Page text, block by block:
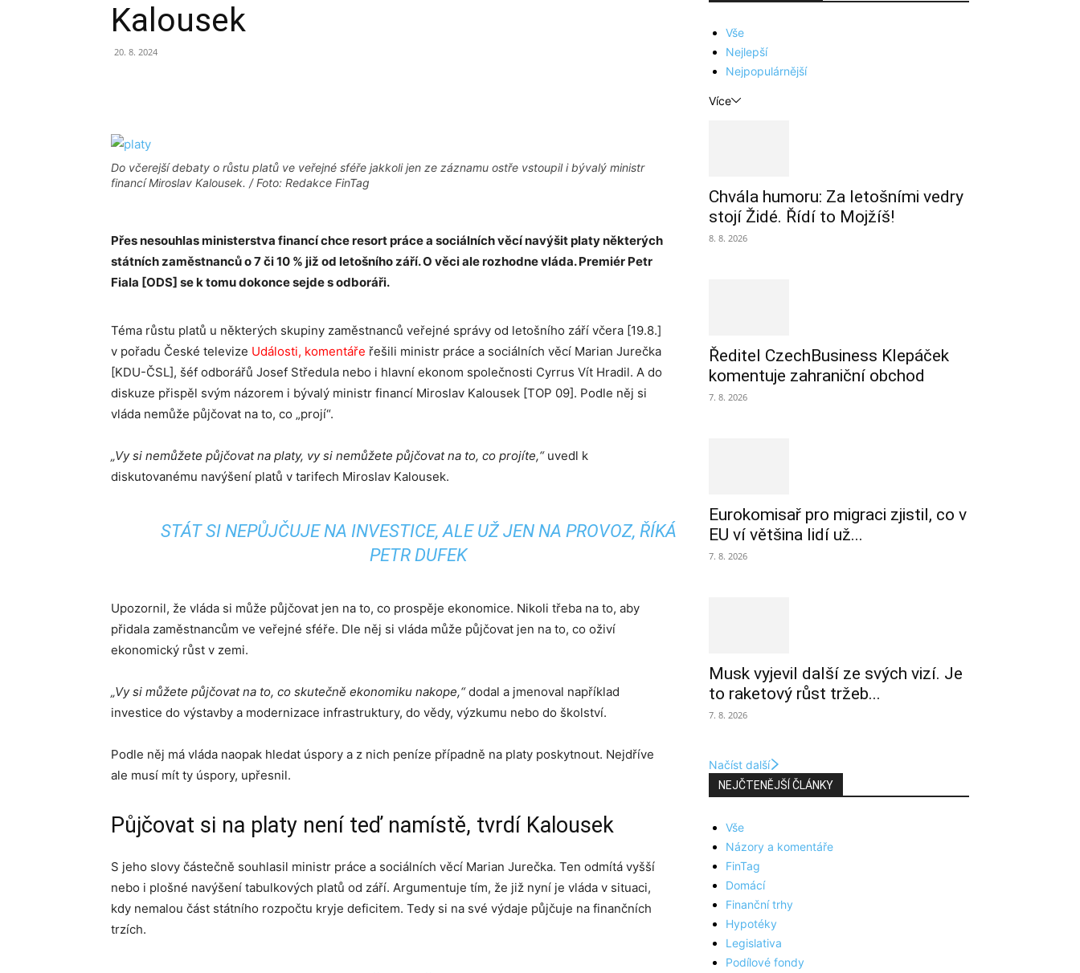
Kalousek
20. 8. 2024
Do včerejší debaty o růstu platů ve veřejné sféře jakkoli jen ze záznamu ostře vstoupil i bývalý ministr
financí Miroslav Kalousek. / Foto: Redakce FinTag
Přes nesouhlas ministerstva financí chce resort práce a sociálních věcí navýšit platy některých
státních zaměstnanců o 7 či 10 % již od letošního září. O věci ale rozhodne vláda. Premiér Petr
Fiala [ODS] se k tomu dokonce sejde s odboráři.
Téma růstu platů u některých skupiny zaměstnanců veřejné správy od letošního září včera [19.8.]
v pořadu České televize Události, komentáře řešili ministr práce a sociálních věcí Marian Jurečka
[KDU-ČSL], šéf odborářů Josef Středula nebo i hlavní ekonom společnosti Cyrrus Vít Hradil. A do
diskuze přispěl svým názorem i bývalý ministr financí Miroslav Kalousek [TOP 09]. Podle něj si
vláda nemůže půjčovat na to, co „projí“.
„Vy si nemůžete půjčovat na platy, vy si nemůžete půjčovat na to, co projíte,“uvedl k
diskutovanému navýšení platů v tarifech Miroslav Kalousek.
STÁT SI NEPŮJČUJE NA INVESTICE, ALE UŽ JEN NA PROVOZ, ŘÍKÁ
PETR DUFEK
Upozornil, že vláda si může půjčovat jen na to, co prospěje ekonomice. Nikoli třeba na to, aby
přidala zaměstnancům ve veřejné sféře. Dle něj si vláda může půjčovat jen na to, co oživí
ekonomický růst v zemi.
„Vy si můžete půjčovat na to, co skutečně ekonomiku nakope,“dodal a jmenoval například
investice do výstavby a modernizace infrastruktury, do vědy, výzkumu nebo do školství.
Podle něj má vláda naopak hledat úspory a z nich peníze případně na platy poskytnout. Nejdříve
ale musí mít ty úspory, upřesnil.
Půjčovat si na platy není teď namístě, tvrdí Kalousek
S jeho slovy částečně souhlasil ministr práce a sociálních věcí Marian Jurečka. Ten odmítá vyšší
nebo i plošné navýšení tabulkových platů od září. Argumentuje tím, že již nyní je vláda v situaci,
kdy nemalou část státního rozpočtu kryje deficitem. Tedy si na své výdaje půjčuje na finančních
trzích.
Vše
Nejlepší
Nejpopulárnější
Více
Chvála humoru: Za letošními vedry
stojí Židé. Řídí to Mojžíš!
8. 8. 2026
Ředitel CzechBusiness Klepáček
komentuje zahraniční obchod
7. 8. 2026
Eurokomisař pro migraci zjistil, co v
EU ví většina lidí už...
7. 8. 2026
Musk vyjevil další ze svých vizí. Je
to raketový růst tržeb...
7. 8. 2026
Načíst další
NEJČTENĚJŠÍ ČLÁNKY
Vše
Názory a komentáře
FinTag
Domácí
Finanční trhy
Hypotéky
Legislativa
Podílové fondy